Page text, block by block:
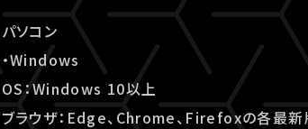
パソコン
・Windows
OS：Windows 10以上
ブラウザ：Edge、Chrome、Firefoxの各最新